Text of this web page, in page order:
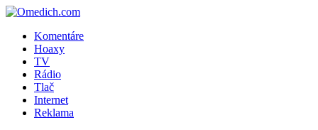
Komentáre
Hoaxy
TV
Rádio
Tlač
Internet
Reklama